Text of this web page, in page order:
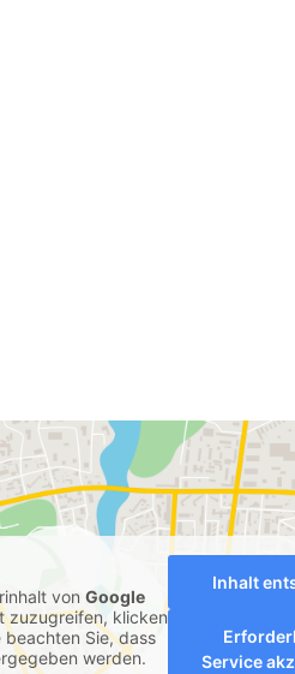
vonGoogle
zuzugreifen, klicken
Sie, dass
werden.
Inhalt
Service